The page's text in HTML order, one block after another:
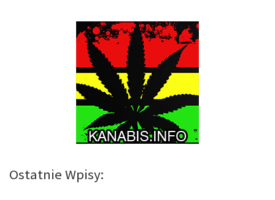
Ostatnie Wpisy: